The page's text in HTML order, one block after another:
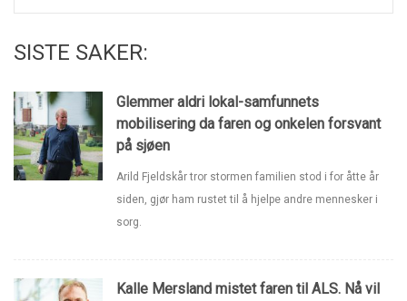
SISTE SAKER:
Glemmer aldri lokal-samfunnets
mobilisering da faren og onkelen forsvant
på sjøen
Arild Fjeldskår tror stormen familien stod i for åtte år
siden, gjør ham rustet til å hjelpe andre mennesker i
sorg.
Kalle Mersland mistet faren til ALS. Nå vil